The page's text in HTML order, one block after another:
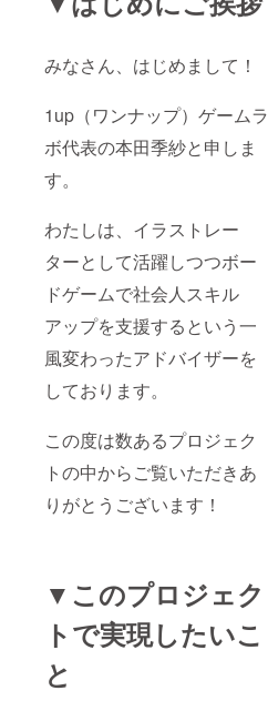
みなさん、はじめまして！
1up（ワンナップ）ゲームラ
ボ代表の本田季紗と申しま
す。
わたしは、イラストレー
ターとして活躍しつつボー
ドゲームで社会人スキル
アップを支援するという一
風変わったアドバイザーを
しております。
この度は数あるプロジェク
トの中からご覧いただきあ
りがとうございます！
▼このプロジェク
トで実現したいこ
と